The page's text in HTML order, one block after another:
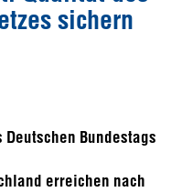
sichern
Bundestags
erreichen nach